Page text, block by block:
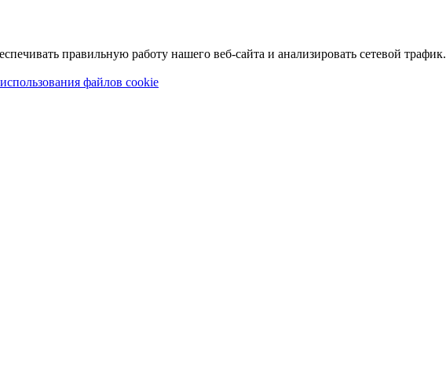
правильную работу нашего веб-сайта и анализировать сетевой трафик.
файлов cookie